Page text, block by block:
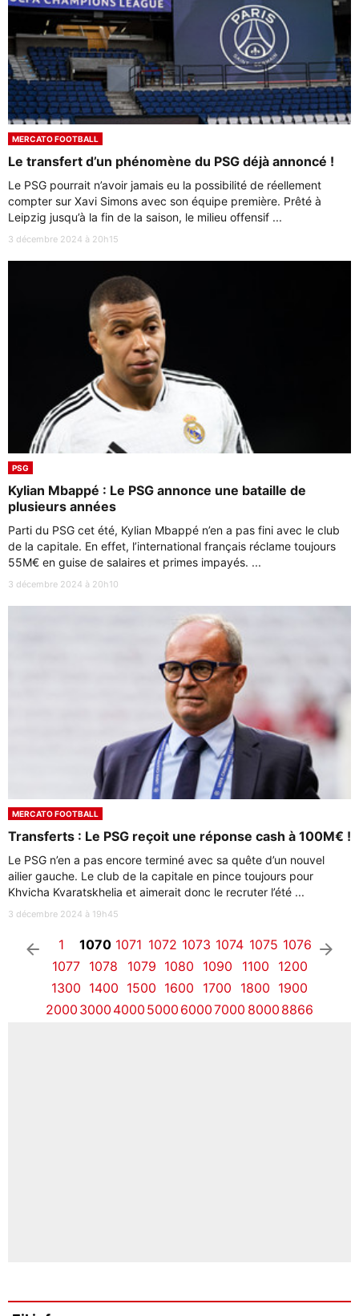
MERCATO FOOTBALL
Le transfert d’un phénomène du PSG déjà annoncé !
Le PSG pourrait n’avoir jamais eu la possibilité de réellement
compter sur Xavi Simons avec son équipe première. Prêté à
Leipzig jusqu’à la fin de la saison, le milieu offensif ...
3 décembre 2024 à 20h15
PSG
Kylian Mbappé : Le PSG annonce une bataille de
plusieurs années
Parti du PSG cet été, Kylian Mbappé n’en a pas fini avec le club
de la capitale. En effet, l’international français réclame toujours
55M€ en guise de salaires et primes impayés. ...
3 décembre 2024 à 20h10
MERCATO FOOTBALL
Transferts : Le PSG reçoit une réponse cash à 100M€ !
Le PSG n’en a pas encore terminé avec sa quête d’un nouvel
ailier gauche. Le club de la capitale en pince toujours pour
Khvicha Kvaratskhelia et aimerait donc le recruter l’été ...
3 décembre 2024 à 19h45
arrow_left 1 1070 1071 1072 1073 1074 1075 1076
1077
1078 1079 1080 1090 1100
1200
1300 1400 1500 1600 1700 1800 1900
2000 3000 4000 5000 60007000 8000 8866
arrow_right